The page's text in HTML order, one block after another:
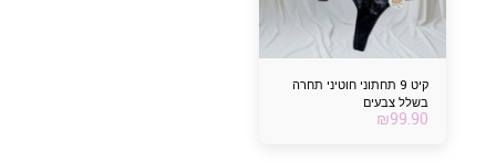
קיט 9 תחתוני חוטיני תחרה
בשלל צבעים
₪99.90